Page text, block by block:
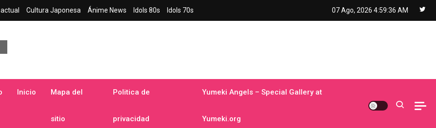
Cultura Japonesa Ánime News Idols 80s Idols 70s 07 Ago, 2026 4:59:37 AM
Inicio Mapa del
sitio
Politica de
privacidad
Yumeki Angels – Special Gallery at
Yumeki.org